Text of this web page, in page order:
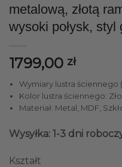
metalową, złotą
wysoki połysk, styl
1799,00 zł
Wymiary lustra ściennego
Kolor lustra ściennego:
Materiał: Metal, MDF,
Wysyłka: 1-3 dni
Kształt